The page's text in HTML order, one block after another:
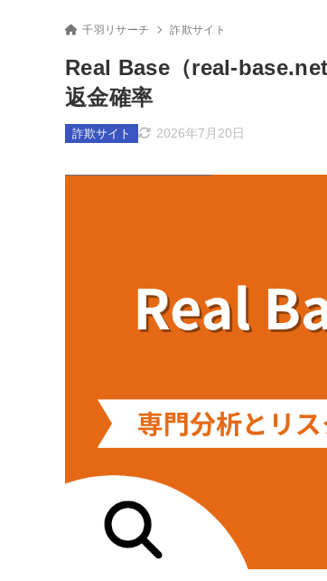
千羽リサーチ 詐欺サイト
Real Base（real-
返金確率
2026年7月20日
詐欺サイト